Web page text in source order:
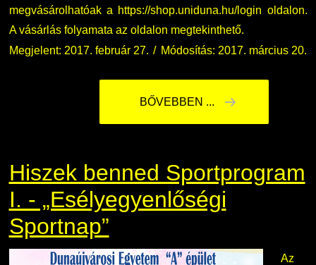
megvásárolhatóak a https://shop.uniduna.hu/login oldalon.
A vásárlás folyamata az oldalon megtekinthető.
Megjelent: 2017. február 27.
Módosítás: 2017. március 20.
BŐVEBBEN ...
Hiszek benned Sportprogram
I. - „Esélyegyenlőségi
Sportnap”
Az